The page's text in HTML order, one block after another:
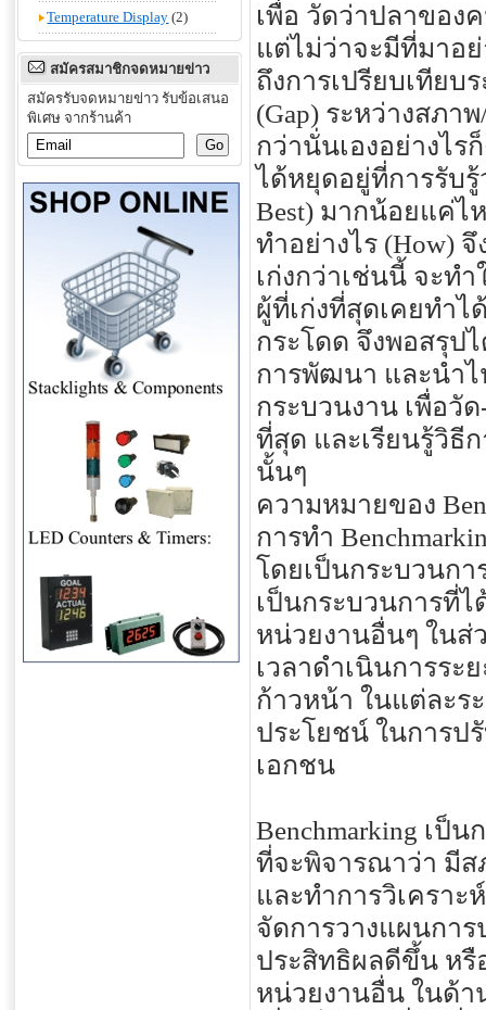
Temperature Display (2)
สมัครสมาชิกจดหมายข่าว
สมัครรับจดหมายข่าว รับข้อเสนอ
พิเศษ จากร้านค้า
เพื่อ วัดว่าปลาขอ
แต่ไม่ว่าจะมีที่มาอย่
ถึงการเปรียบเทียบ
(Gap) ระหว่างสภา
กว่านั่นเองอย่างไ
ได้หยุดอยู่ที่การรับรู้
Best) มากน้อยแค่ไ
ทำอย่างไร (How)
เก่งกว่าเช่นนี้ จะท
ผู้ที่เก่งที่สุดเคยทำ
กระโดด จึงพอสรุป
การพัฒนา และนำไ
กระบวนงาน เพื่อวั
ที่สุด และเรียนรู้วิธี
นั้นๆ
ความหมายของ
การทำ
โดยเป็นกระบวนกา
เป็นกระบวนการที่ไ
หน่วยงานอื่นๆ ในส่
เวลาดำเนินการร
ก้าวหน้า ในแต่ละระ
ประโยชน์ ในการป
เอกชน
Benchmarking เป็
ที่จะพิจารณาว่า มีส
และทำการวิเครา
จัดการวางแผนการ
ประสิทธิผลดีขึ้น หรื
หน่วยงานอื่น ในด้า